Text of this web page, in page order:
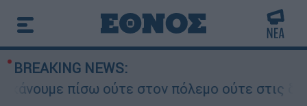
BREAKING NEWS:
πίσω ούτε στον πόλεμο ούτε στις